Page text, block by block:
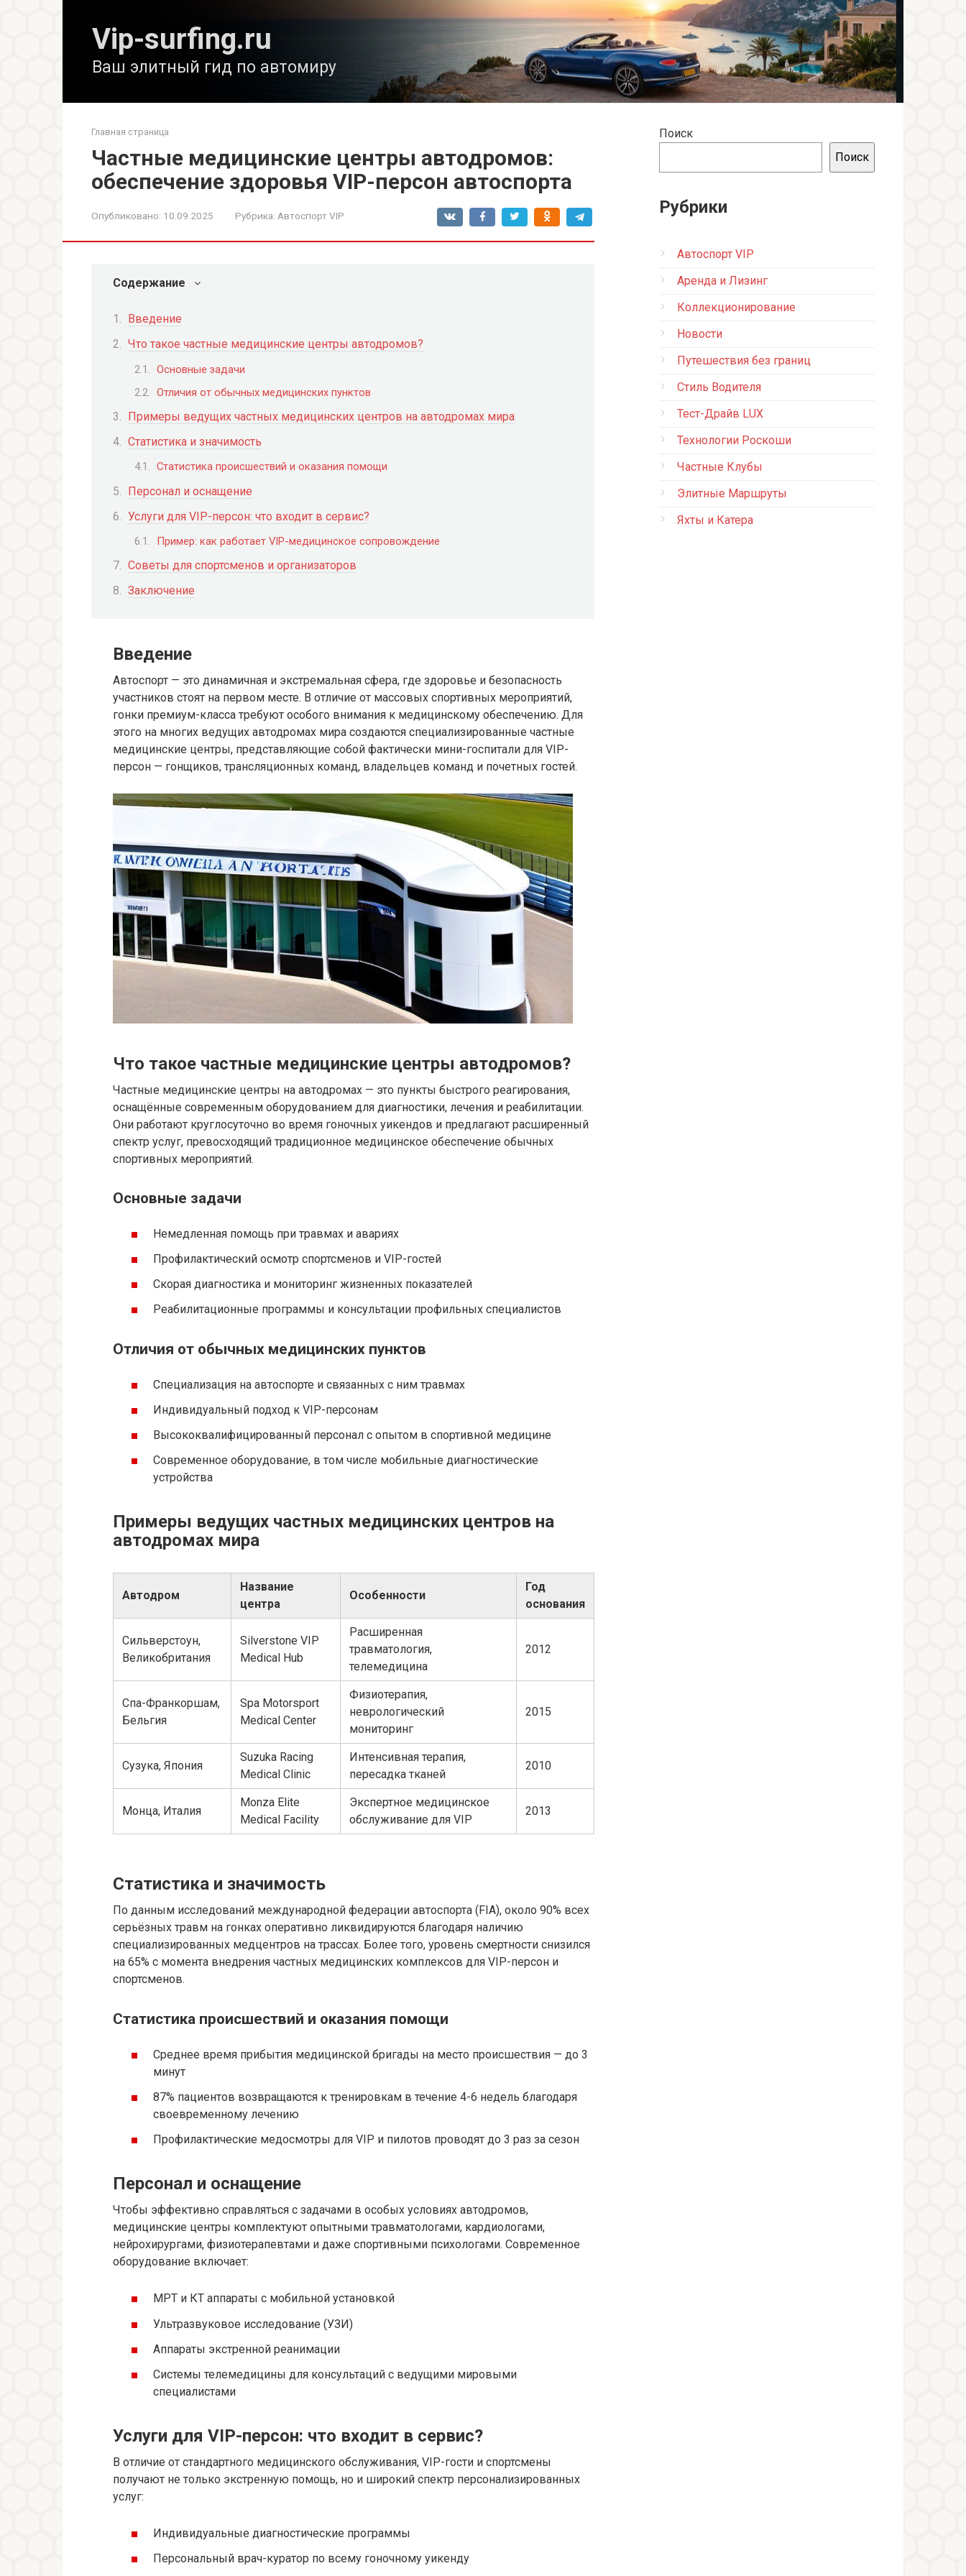
Vip-surfing.ru
Ваш элитный гид по автомиру
Главная страница
Частные медицинские центры автодромов:
обеспечение здоровья VIP-персон автоспорта
Опубликовано: 10.09.2025 Рубрика: Автоспорт VIP
Содержание
Введение
Что такое частные медицинские центры автодромов?
Основные задачи
Отличия от обычных медицинских пунктов
Примеры ведущих частных медицинских центров на автодромах мира
Статистика и значимость
Статистика происшествий и оказания помощи
Персонал и оснащение
Услуги для VIP-персон: что входит в сервис?
Пример: как работает VIP-медицинское сопровождение
Советы для спортсменов и организаторов
Заключение
Введение
Автоспорт — это динамичная и экстремальная сфера, где здоровье и безопасность
участников стоят на первом месте. В отличие от массовых спортивных мероприятий,
гонки премиум-класса требуют особого внимания к медицинскому обеспечению. Для
этого на многих ведущих автодромах мира создаются специализированные частные
медицинские центры, представляющие собой фактически мини-госпитали для VIP-
персон — гонщиков, трансляционных команд, владельцев команд и почетных гостей.
Что такое частные медицинские центры автодромов?
Частные медицинские центры на автодромах — это пункты быстрого реагирования,
оснащённые современным оборудованием для диагностики, лечения и реабилитации.
Они работают круглосуточно во время гоночных уикендов и предлагают расширенный
спектр услуг, превосходящий традиционное медицинское обеспечение обычных
спортивных мероприятий.
Основные задачи
Немедленная помощь при травмах и авариях
Профилактический осмотр спортсменов и VIP-гостей
Скорая диагностика и мониторинг жизненных показателей
Реабилитационные программы и консультации профильных специалистов
Отличия от обычных медицинских пунктов
Специализация на автоспорте и связанных с ним травмах
Индивидуальный подход к VIP-персонам
Высококвалифицированный персонал с опытом в спортивной медицине
Современное оборудование, в том числе мобильные диагностические
устройства
Примеры ведущих частных медицинских центров на
автодромах мира
Автодром
Название
центра
Особенности
Год
основания
Сильверстоун,
Великобритания
Silverstone VIP
Medical Hub
Расширенная
травматология,
телемедицина
2012
Спа-Франкоршам,
Бельгия
Spa Motorsport
Medical Center
Физиотерапия,
неврологический
мониторинг
2015
Сузука, Япония
Suzuka Racing
Medical Clinic
Интенсивная терапия,
пересадка тканей
2010
Монца, Италия
Monza Elite
Medical Facility
Экспертное медицинское
обслуживание для VIP
2013
Статистика и значимость
По данным исследований международной федерации автоспорта (FIA), около 90% всех
серьёзных травм на гонках оперативно ликвидируются благодаря наличию
специализированных медцентров на трассах. Более того, уровень смертности снизился
на 65% с момента внедрения частных медицинских комплексов для VIP-персон и
спортсменов.
Статистика происшествий и оказания помощи
Среднее время прибытия медицинской бригады на место происшествия — до 3
минут
87% пациентов возвращаются к тренировкам в течение 4-6 недель благодаря
своевременному лечению
Профилактические медосмотры для VIP и пилотов проводят до 3 раз за сезон
Персонал и оснащение
Чтобы эффективно справляться с задачами в особых условиях автодромов,
медицинские центры комплектуют опытными травматологами, кардиологами,
нейрохирургами, физиотерапевтами и даже спортивными психологами. Современное
оборудование включает:
МРТ и КТ аппараты с мобильной установкой
Ультразвуковое исследование (УЗИ)
Аппараты экстренной реанимации
Системы телемедицины для консультаций с ведущими мировыми
специалистами
Услуги для VIP-персон: что входит в сервис?
В отличие от стандартного медицинского обслуживания, VIP-гости и спортсмены
получают не только экстренную помощь, но и широкий спектр персонализированных
услуг:
Индивидуальные диагностические программы
Персональный врач-куратор по всему гоночному уикенду
Поиск
Поиск
Рубрики
Автоспорт VIP
Аренда и Лизинг
Коллекционирование
Новости
Путешествия без границ
Стиль Водителя
Тест-Драйв LUX
Технологии Роскоши
Частные Клубы
Элитные Маршруты
Яхты и Катера